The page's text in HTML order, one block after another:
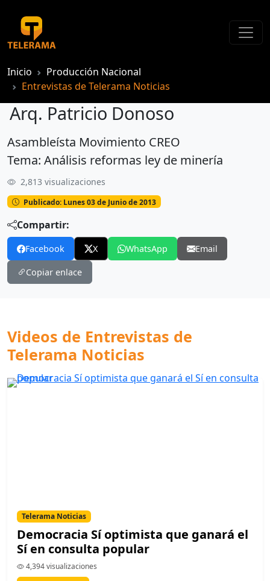
Inicio
Producción Nacional
Entrevistas de Telerama Noticias
Arq. Patricio Donoso
Arq. Patricio Donoso
Asambleísta Movimiento CREO
Tema: Análisis reformas ley de minería
2,813 visualizaciones
Publicado: Lunes 03 de Junio de 2013
Compartir:
Facebook X WhatsApp Email
Copiar enlace
Videos de Entrevistas de
Telerama Noticias
Telerama Noticias
Democracia Sí optimista que ganará el
Sí en consulta popular
4,394 visualizaciones